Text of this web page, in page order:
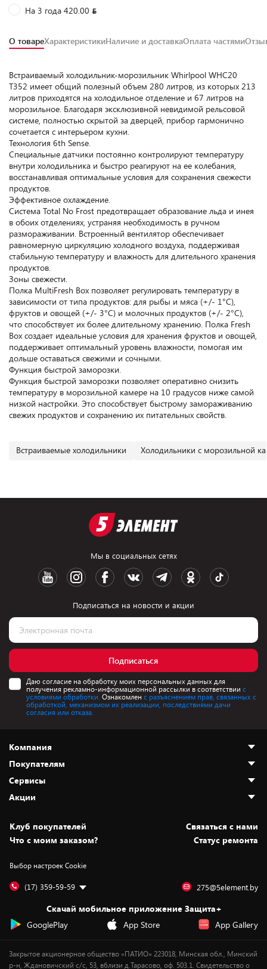
На 3 года 420.00
О товареХарактеристикиНаличие и доставкаОплата частями
Встраиваемый холодильник-морозильник Whirlpool WHC20
T352 имеет общий полезный объем 280 литров, из которых 213
литров приходятся на холодильное отделение и 67 литров на
морозильное. Благодаря эксклюзивной невидимой рельсовой
системе, полностью скрытой за дверцей, прибор гармонично
сочетается с интерьером кухни.
Технология 6th Sense.
Специальные датчики постоянно контролируют температуру
внутри холодильника и быстро реагируют на ее колебания,
восстанавливая оптимальные условия для сохранения свежести
продуктов.
Эффективное охлаждение.
Система Total No Frost предотвращает образование льда и инея
в обоих отделениях, устраняя необходимость в ручном
размораживании. Встроенный вентилятор обеспечивает
равномерную циркуляцию холодного воздуха, поддерживая
стабильную температуру и влажность для длительного хранения
продуктов.
Зоны свежести.
Полка MultiFresh Box позволяет регулировать температуру в
зависимости от типа продуктов: для рыбы и мяса (+/- 1°C),
фруктов и овощей (+/- 3°C) и молочных продуктов (+/- 2°C),
что способствует их более длительному хранению. Полка Fresh
Box создает идеальные условия для хранения фруктов и овощей,
поддерживает оптимальный уровень влажности, помогая им
дольше оставаться свежими и сочными.
Функция быстрой заморозки.
Функция быстрой заморозки позволяет оперативно снизить
температуру в морозильной камере на 10 градусов ниже самой
низкой настройки. Это способствует быстрому замораживанию
свежих продуктов и сохранению их питательных свойств.
Встраиваемые холодильники Холодильники с морозильной
Мы в социальных сетях
Подписаться на новости и акции
Подписаться
Даю согласие на обработку моих персональных данных для
получения рекламно-информационной рассылки в соответствии с
условиями обработки. Ознакомлен с разъяснением прав, связанных с
обработкой, механизмом их реализации, последствиями дачи
согласия или отказа.
Компания
О нас
Адреса магазинов
Новости
Статьи и обзоры
Вакансии
Дай пять добру!
Покупателям
Как сделать заказ
Оплата и доставка
Безналичный расчёт
Обмен и возврат товара
Обработка персональных данных
Подарочные карты
Сервисы
Установка техники
Для игровых консолей
Для мобильных устройств
Для компьютеров
Сервисные центры
Акции
Скидки и промокоды
Белорусские товары
Бонусы
Оплата частями
Уценка
Клуб покупателей
Cвязаться с нами
Что с моим заказом?
Статус ремонта
Выбор настроек Cookie
(17) 359-59-59 275@5element.by
Скачай мобильное приложение Защита+
GooglePlay
App Store App Gallery
Закрытое акционерное общество «ПАТИО» 223018, Минская обл., Минский
р-н, Ждановичский с/с, 53, вблизи д.Тарасово, оф. 503.1. Свидетельство о